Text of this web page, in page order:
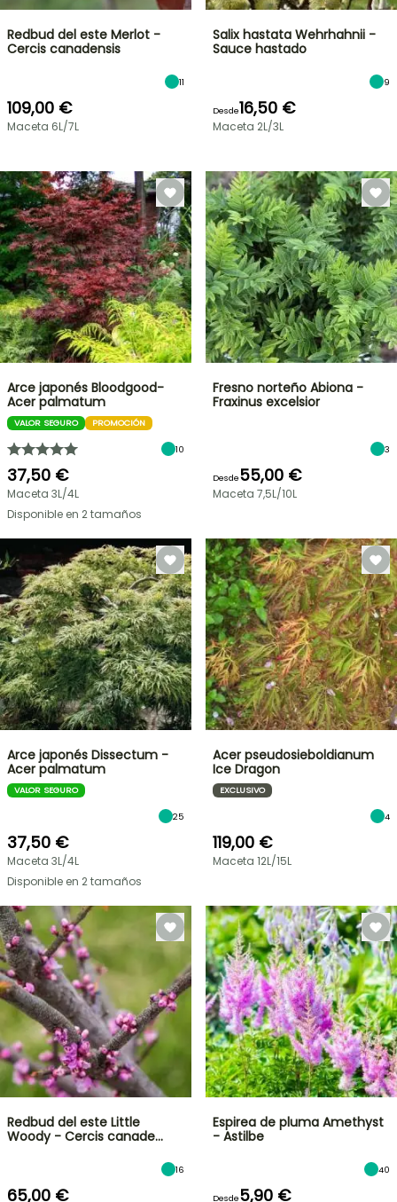
Redbud del este Merlot -
Cercis canadensis
11
109,00 €
Maceta 6L/7L
Salix hastata Wehrhahnii -
Sauce hastado
9
Desde16,50 €
Maceta 2L/3L
Arce japonés Bloodgood-
Acer palmatum
VALOR SEGURO PROMOCIÓN
10
37,50 €
Maceta 3L/4L
Disponible en 2 tamaños
Fresno norteño Abiona -
Fraxinus excelsior
3
Desde55,00 €
Maceta 7,5L/10L
Arce japonés Dissectum -
Acer palmatum
VALOR SEGURO
25
37,50 €
Maceta 3L/4L
Disponible en 2 tamaños
Acer pseudosieboldianum
Ice Dragon
EXCLUSIVO
4
119,00 €
Maceta 12L/15L
Redbud del este Little
Woody - Cercis canade…
16
65,00 €
Espirea de pluma Amethyst
- Astilbe
40
Desde5,90 €